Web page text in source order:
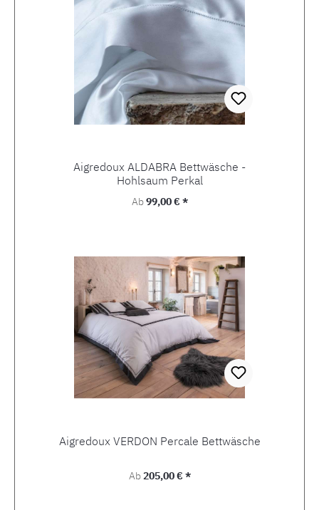
Aigredoux ALDABRA Bettwäsche -
Hohlsaum Perkal
Regulärer Preis:
Ab99,00 € *
Aigredoux VERDON Percale Bettwäsche
Regulärer Preis:
Ab205,00 € *